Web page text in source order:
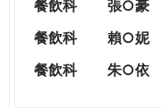
餐飲科 張○豪
餐飲科
賴○妮
餐飲科
朱○依